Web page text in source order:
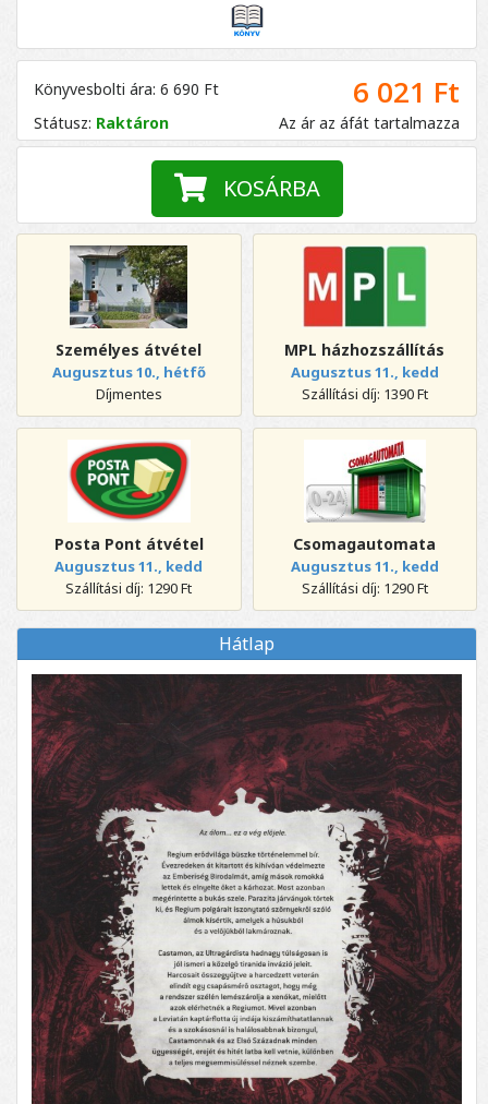
Könyvesbolti ára: 6 690 Ft
Státusz: Raktáron
6 021 Ft
Az ár az áfát tartalmazza
KOSÁRBA
Személyes átvétel
Augusztus 10., hétfő
Díjmentes
MPL házhozszállítás
Augusztus 11., kedd
Szállítási díj: 1390 Ft
Posta Pont átvétel
Augusztus 11., kedd
Szállítási díj: 1290 Ft
Csomagautomata
Augusztus 11., kedd
Szállítási díj: 1290 Ft
Hátlap